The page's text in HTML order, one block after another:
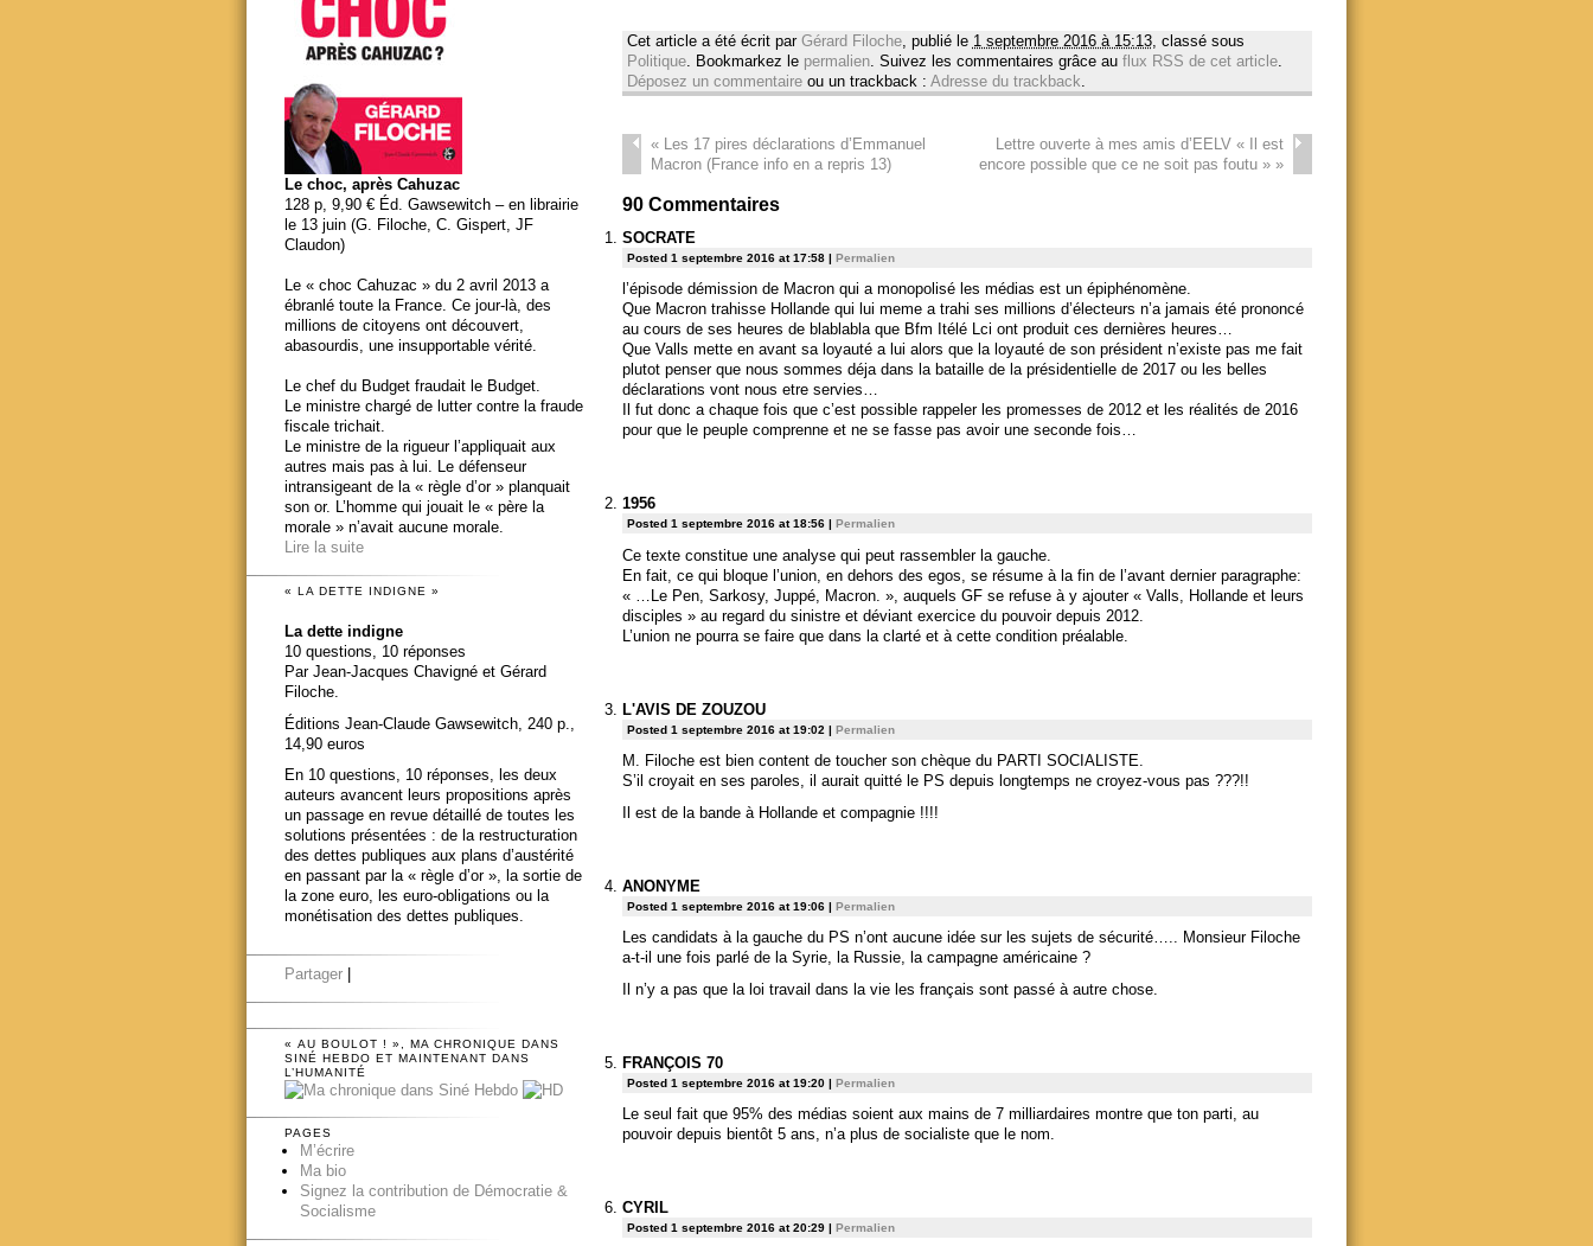
Cet article a été écrit par Gérard Filoche, publié le 1 septembre 2016 à 15:13, classé sous
Politique. Bookmarkez le permalien. Suivez les commentaires grâce au flux RSS de cet article.
Déposez un commentaireou un trackback : Adresse du trackback.
«Les 17 pires déclarations d’Emmanuel
Macron (France info en a repris 13)
Lettre ouverte à mes amis d’EELV « Il est
encore possible que ce ne soit pas foutu »»
90Commentaires
SOCRATE
Posted 1 septembre 2016 at 17:58 | Permalien
l’épisode démission de Macron qui a monopolisé les médias est un épiphénomène.
Que Macron trahisse Hollande qui lui meme a trahi ses millions d’électeurs n’a jamais été prononcé
au cours de ses heures de blablabla que Bfm Itélé Lci ont produit ces dernières heures…
Que Valls mette en avant sa loyauté a lui alors que la loyauté de son président n’existe pas me fait
plutot penser que nous sommes déja dans la bataille de la présidentielle de 2017 ou les belles
déclarations vont nous etre servies…
Il fut donc a chaque fois que c’est possible rappeler les promesses de 2012 et les réalités de 2016
pour que le peuple comprenne et ne se fasse pas avoir une seconde fois…
1956
Posted 1 septembre 2016 at 18:56 | Permalien
Ce texte constitue une analyse qui peut rassembler la gauche.
En fait, ce qui bloque l’union, en dehors des egos, se résume à la fin de l’avant dernier paragraphe:
« …Le Pen, Sarkosy, Juppé, Macron. », auquels GF se refuse à y ajouter « Valls, Hollande et leurs
disciples » au regard du sinistre et déviant exercice du pouvoir depuis 2012.
L’union ne pourra se faire que dans la clarté et à cette condition préalable.
L'AVIS DE ZOUZOU
Posted 1 septembre 2016 at 19:02 | Permalien
M. Filoche est bien content de toucher son chèque du PARTI SOCIALISTE.
S’il croyait en ses paroles, il aurait quitté le PS depuis longtemps ne croyez-vous pas ???!!
Il est de la bande à Hollande et compagnie !!!!
ANONYME
Posted 1 septembre 2016 at 19:06 | Permalien
Les candidats à la gauche du PS n’ont aucune idée sur les sujets de sécurité….. Monsieur Filoche
a-t-il une fois parlé de la Syrie, la Russie, la campagne américaine ?
Il n’y a pas que la loi travail dans la vie les français sont passé à autre chose.
FRANÇOIS 70
Posted 1 septembre 2016 at 19:20 | Permalien
Le seul fait que 95% des médias soient aux mains de 7 milliardaires montre que ton parti, au
pouvoir depuis bientôt 5 ans, n’a plus de socialiste que le nom.
CYRIL
Posted 1 septembre 2016 at 20:29 | Permalien
Le choc, après Cahuzac
128 p, 9,90 € Éd. Gawsewitch – en librairie
le 13 juin (G. Filoche, C. Gispert, JF
Claudon)
Le « choc Cahuzac » du 2 avril 2013 a
ébranlé toute la France. Ce jour-là, des
millions de citoyens ont découvert,
abasourdis, une insupportable vérité.
Le chef du Budget fraudait le Budget.
Le ministre chargé de lutter contre la fraude
fiscale trichait.
Le ministre de la rigueur l’appliquait aux
autres mais pas à lui. Le défenseur
intransigeant de la « règle d’or » planquait
son or. L’homme qui jouait le « père la
morale » n’avait aucune morale.
Lire la suite
« LA DETTE INDIGNE »
La dette indigne
10 questions, 10 réponses
Par Jean-Jacques Chavigné et Gérard
Filoche.
Éditions Jean-Claude Gawsewitch, 240 p.,
14,90 euros
En 10 questions, 10 réponses, les deux
auteurs avancent leurs propositions après
un passage en revue détaillé de toutes les
solutions présentées : de la restructuration
des dettes publiques aux plans d’austérité
en passant par la « règle d’or », la sortie de
la zone euro, les euro-obligations ou la
monétisation des dettes publiques.
Partager
« AU BOULOT ! », MA CHRONIQUE DANS
SINÉ HEBDO ET MAINTENANT DANS
L’HUMANITÉ
PAGES
M’écrire
Ma bio
Signez la contribution de Démocratie &
Socialisme